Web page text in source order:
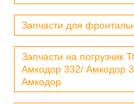
Запчасти для
Запчасти на
Амкодор 332/ Амкодор
Амкодор